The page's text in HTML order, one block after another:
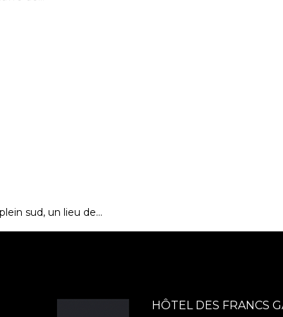
sud, un lieu de…
HÔTEL DES FRANCS